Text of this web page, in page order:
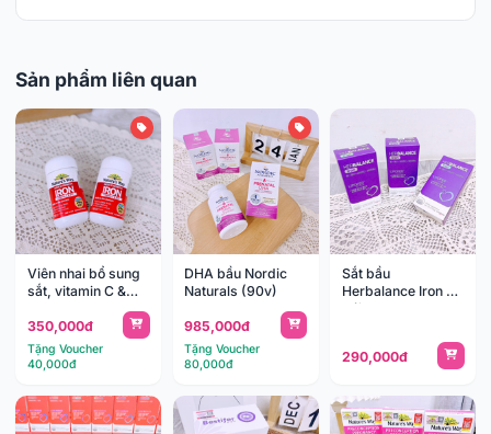
Sản phẩm liên quan
Viên nhai bổ sung
sắt, vitamin C &
B12 Nature's Way
30v ( 18y+)
350,000đ
Tặng Voucher
40,000đ
DHA bầu Nordic
Naturals (90v)
985,000đ
Tặng Voucher
80,000đ
Sắt bầu
Herbalance Iron 20
gói
290,000đ